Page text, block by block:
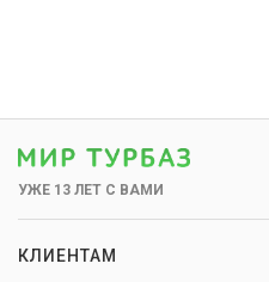
УЖЕ 13 ЛЕТ С ВАМИ
КЛИЕНТАМ